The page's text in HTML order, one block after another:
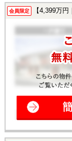
会員限定 【4,399万円